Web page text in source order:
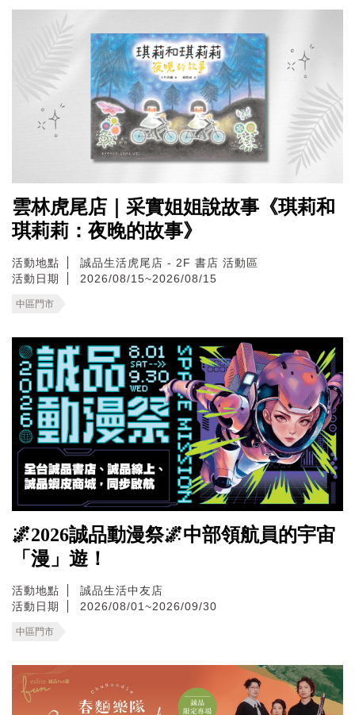
雲林虎尾店｜采實姐姐說故事《琪莉和
琪莉莉：夜晚的故事》
活動地點
誠品生活虎尾店 - 2F 書店 活動區
活動日期
2026/08/15~2026/08/15
中區門市
🌌2026誠品動漫祭🌌中部領航員的宇宙
「漫」遊！
活動地點
誠品生活中友店
活動日期
2026/08/01~2026/09/30
中區門市